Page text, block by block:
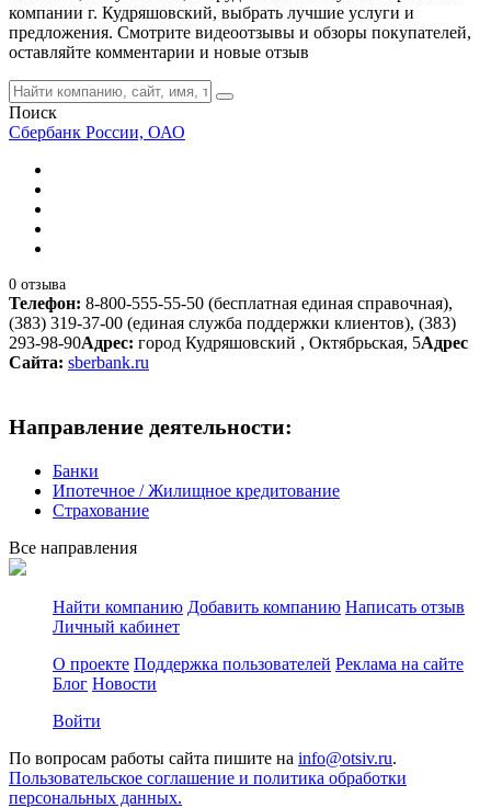
компании г. Кудряшовский, выбрать лучшие услуги и
предложения. Смотрите видеоотзывы и обзоры покупателей,
оставляйте комментарии и новые отзыв
Поиск
Сбербанк России, ОАО
0 отзыва
Телефон: 8-800-555-55-50 (бесплатная единая справочная),
(383) 319-37-00 (единая служба поддержки клиентов), (383)
293-98-90Адрес: город Кудряшовский , Октябрьская, 5Адрес
Сайта: sberbank.ru
Направление деятельности:
Банки
Ипотечное / Жилищное кредитование
Страхование
Все направления
Найти компанию Добавить компанию Написать отзыв
Личный кабинет
О проекте Поддержка пользователей Реклама на сайте
Блог Новости
Войти
По вопросам работы сайта пишите на info@otsiv.ru.
Пользовательское соглашение и политика обработки
персональных данных.